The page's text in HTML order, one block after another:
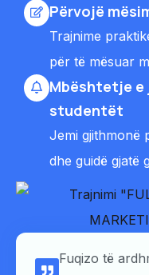
Përvojë
Trajnime
për të mësuar
Mbështetje e
studentët
Jemi gjithmonë
dhe guidë gjatë
Fuqizo të